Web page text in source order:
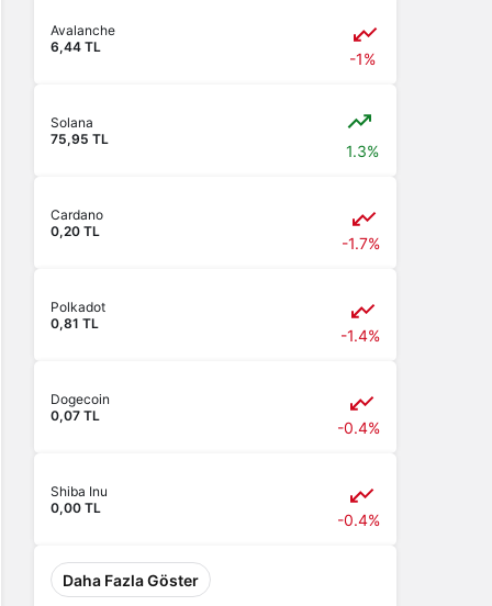
Avalanche
6,44 TL
-1%
Solana
75,95 TL
1.3%
Cardano
0,20 TL
-1.7%
Polkadot
0,81 TL
-1.4%
Dogecoin
0,07 TL
-0.4%
Shiba Inu
0,00 TL
-0.4%
Daha Fazla Göster